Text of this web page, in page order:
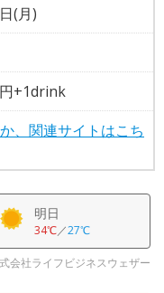
(月)
+1drink
、関連サイトはこち
明日
34℃／27℃
会社ライフビジネスウェザー